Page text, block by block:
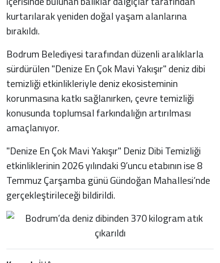
kurtarılarak yeniden doğal yaşam alanlarına
bırakıldı.
Bodrum Belediyesi tarafından düzenli aralıklarla
sürdürülen "Denize En Çok Mavi Yakışır" deniz dibi
temizliği etkinlikleriyle deniz ekosisteminin
korunmasına katkı sağlanırken, çevre temizliği
konusunda toplumsal farkındalığın artırılması
amaçlanıyor.
"Denize En Çok Mavi Yakışır" Deniz Dibi Temizliği
etkinliklerinin 2026 yılındaki 9’uncu etabının ise 8
Temmuz Çarşamba günü Gündoğan Mahallesi’nde
gerçekleştirileceği bildirildi.